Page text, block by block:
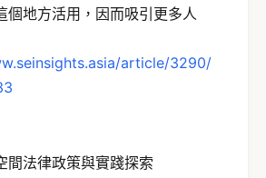
個地方活用，因而吸引更多人
article/3290/
間法律政策與實踐探索